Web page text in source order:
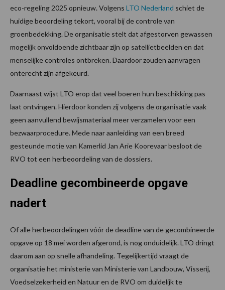
eco-regeling 2025 opnieuw. Volgens LTO Nederland schiet de
huidige beoordeling tekort, vooral bij de controle van
groenbedekking. De organisatie stelt dat afgestorven gewassen
mogelijk onvoldoende zichtbaar zijn op satellietbeelden en dat
menselijke controles ontbreken. Daardoor zouden aanvragen
onterecht zijn afgekeurd.
Daarnaast wijst LTO erop dat veel boeren hun beschikking pas
laat ontvingen. Hierdoor konden zij volgens de organisatie vaak
geen aanvullend bewijsmateriaal meer verzamelen voor een
bezwaarprocedure. Mede naar aanleiding van een breed
gesteunde motie van Kamerlid Jan Arie Koorevaar besloot de
RVO tot een herbeoordeling van de dossiers.
Deadline gecombineerde opgave
nadert
Of alle herbeoordelingen vóór de deadline van de gecombineerde
opgave op 18 mei worden afgerond, is nog onduidelijk. LTO dringt
daarom aan op snelle afhandeling. Tegelijkertijd vraagt de
organisatie het ministerie van Ministerie van Landbouw, Visserij,
Voedselzekerheid en Natuur en de RVO om duidelijk te